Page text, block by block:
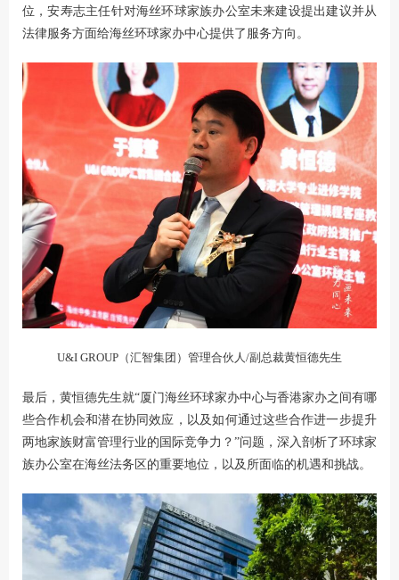
位，安寿志主任针对海丝环球家族办公室未来建设提出建议并从
法律服务方面给海丝环球家办中心提供了服务方向。
U&I GROUP（汇智集团）管理合伙人/副总裁黄恒德先生
最后，黄恒德先生就“厦门海丝环球家办中心与香港家办之间有哪
些合作机会和潜在协同效应，以及如何通过这些合作进一步提升
两地家族财富管理行业的国际竞争力？”问题，深入剖析了环球家
族办公室在海丝法务区的重要地位，以及所面临的机遇和挑战。